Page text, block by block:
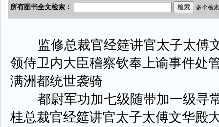
监修总裁官经筵讲官太子太傅
领侍卫内大臣稽察钦奉上谕事件处
满洲都统世袭骑
都尉军功加七级随带加一级寻
桂总裁官经筵讲官太子太傅文华殿